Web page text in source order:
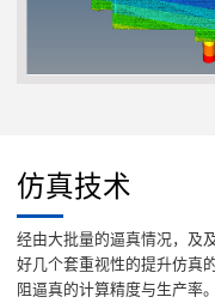
仿真技术
经由大批量的逼真情况，及
好几个套重视性的提升仿真
阻逼真的计算精度与生产率